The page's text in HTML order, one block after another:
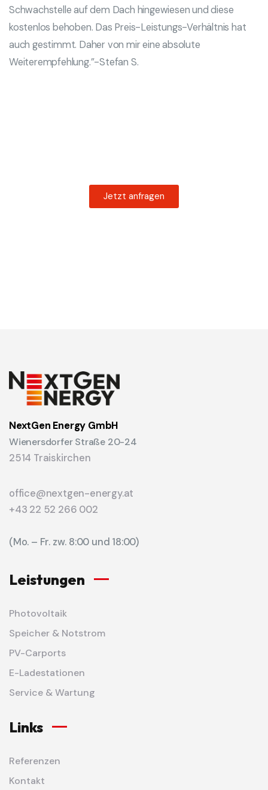
Schwachstelle auf dem Dach hingewiesen und diese
kostenlos behoben. Das Preis-Leistungs-Verhältnis hat
auch gestimmt. Daher von mir eine absolute
Weiterempfehlung.”-Stefan S.
Jetzt anfragen
NextGen Energy GmbH
Wienersdorfer Straße 20-24
2514 Traiskirchen
office@nextgen-energy.at
+43 22 52 266 002
(Mo. – Fr. zw. 8:00 und 18:00)
Leistungen
Photovoltaik
Speicher & Notstrom
PV-Carports
E-Ladestationen
Service & Wartung
Links
Referenzen
Kontakt